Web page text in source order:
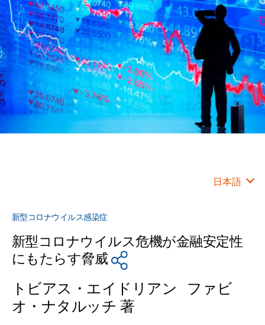
日本語
新型コロナウイルス感染症
新型コロナウイルス危機が金融安定性
にもたらす脅威
トビアス・エイドリアン ファビ
オ・ナタルッチ 著